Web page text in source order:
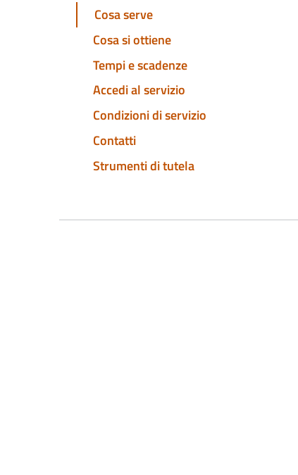
Cosa serve
Cosa si ottiene
Tempi e scadenze
Accedi al servizio
Condizioni di servizio
Contatti
Strumenti di tutela